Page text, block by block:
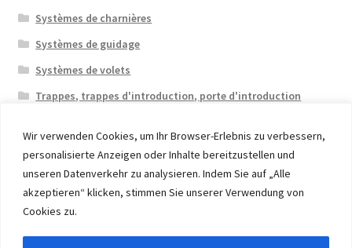
Wir verwenden Cookies, um Ihr Browser-Erlebnis zu verbessern,
personalisierte Anzeigen oder Inhalte bereitzustellen und
unseren Datenverkehr zu analysieren. Indem Sie auf „Alle
akzeptieren“ klicken, stimmen Sie unserer Verwendung von
Cookies zu.
Systèmes de charnières
Systèmes de guidage
Systèmes de volets
Trappes, trappes d'introduction, porte d'introduction
© 2026 Eruon Trade UG, Germany, member of the ERUON